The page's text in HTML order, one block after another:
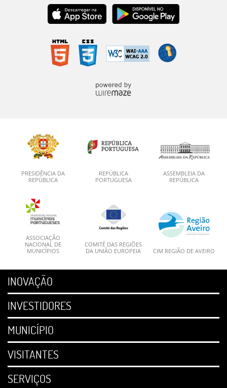
PRESIDÊNCIA DA
REPÚBLICA
REPÚBLICA
PORTUGUESA
ASSEMBLEIA DA
REPÚBLICA
ASSOCIAÇÃO
NACIONAL DE
MUNICÍPIOS
COMITÉ DAS REGIÕES
DA UNIÃO EUROPEIA
CIM REGIÃO DE AVEIRO
INOVAÇÃO
INVESTIDORES
MUNICÍPIO
VISITANTES
SERVIÇOS